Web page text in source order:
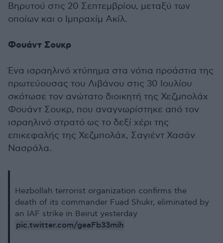
Βηρυτού στις 20 Σεπτεμβρίου, μεταξύ των
οποίων και ο Ιμπραχίμ Ακίλ.
Φουάντ Σουκρ
Ένα ισραηλινό χτύπημα στα νότια προάστια της
πρωτεύουσας του Λιβάνου στις 30 Ιουλίου
σκότωσε τον ανώτατο διοικητή της Χεζμπολάχ
Φουάντ Σουκρ, που αναγνωρίστηκε από τον
ισραηλινό στρατό ως το δεξί χέρι της
επικεφαλής της Χεζμπολάχ, Σαγιέντ Χασάν
Νασράλα.
Hezbollah terrorist organization confirms the
death of its commander Fuad Shukr, eliminated by
an IAF strike in Beirut yesterday
pic.twitter.com/geaFb33mih